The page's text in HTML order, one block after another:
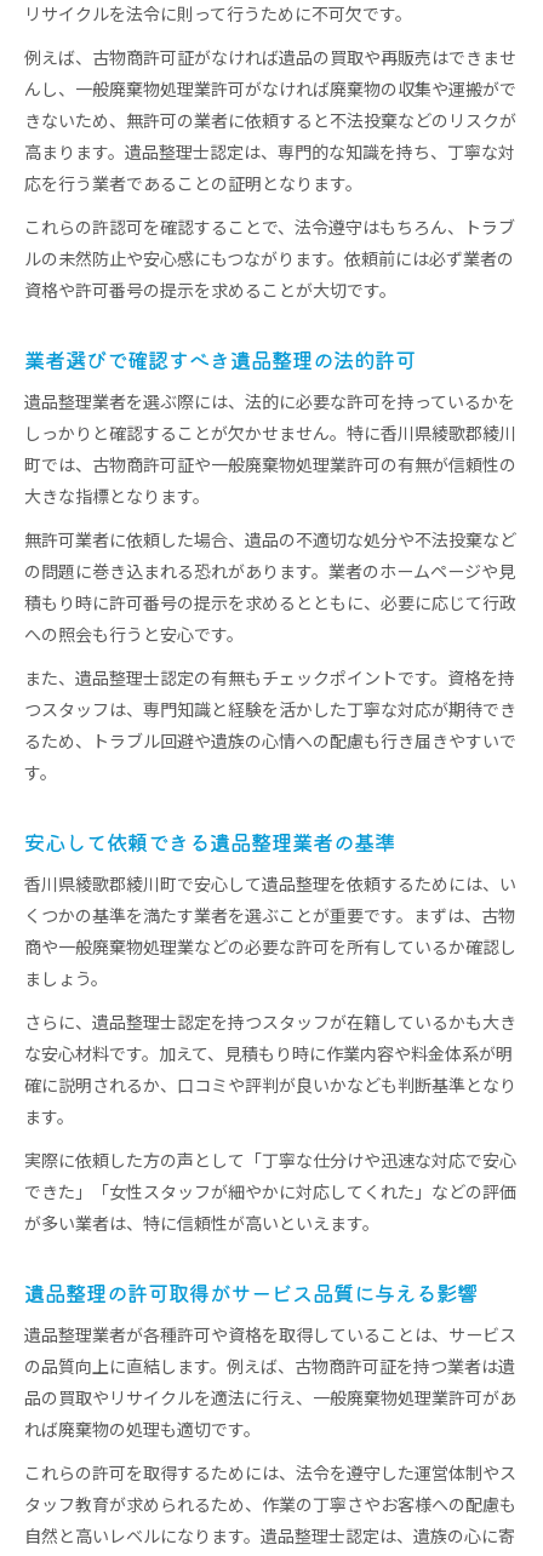
リサイクルを法令に則って行うために不可欠です。
例えば、古物商許可証がなければ遺品の買取や再販売はできませ
んし、一般廃棄物処理業許可がなければ廃棄物の収集や運搬がで
きないため、無許可の業者に依頼すると不法投棄などのリスクが
高まります。遺品整理士認定は、専門的な知識を持ち、丁寧な対
応を行う業者であることの証明となります。
これらの許認可を確認することで、法令遵守はもちろん、トラブ
ルの未然防止や安心感にもつながります。依頼前には必ず業者の
資格や許可番号の提示を求めることが大切です。
業者選びで確認すべき遺品整理の法的許可
遺品整理業者を選ぶ際には、法的に必要な許可を持っているかを
しっかりと確認することが欠かせません。特に香川県綾歌郡綾川
町では、古物商許可証や一般廃棄物処理業許可の有無が信頼性の
大きな指標となります。
無許可業者に依頼した場合、遺品の不適切な処分や不法投棄など
の問題に巻き込まれる恐れがあります。業者のホームページや見
積もり時に許可番号の提示を求めるとともに、必要に応じて行政
への照会も行うと安心です。
また、遺品整理士認定の有無もチェックポイントです。資格を持
つスタッフは、専門知識と経験を活かした丁寧な対応が期待でき
るため、トラブル回避や遺族の心情への配慮も行き届きやすいで
す。
安心して依頼できる遺品整理業者の基準
香川県綾歌郡綾川町で安心して遺品整理を依頼するためには、い
くつかの基準を満たす業者を選ぶことが重要です。まずは、古物
商や一般廃棄物処理業などの必要な許可を所有しているか確認し
ましょう。
さらに、遺品整理士認定を持つスタッフが在籍しているかも大き
な安心材料です。加えて、見積もり時に作業内容や料金体系が明
確に説明されるか、口コミや評判が良いかなども判断基準となり
ます。
実際に依頼した方の声として「丁寧な仕分けや迅速な対応で安心
できた」「女性スタッフが細やかに対応してくれた」などの評価
が多い業者は、特に信頼性が高いといえます。
遺品整理の許可取得がサービス品質に与える影響
遺品整理業者が各種許可や資格を取得していることは、サービス
の品質向上に直結します。例えば、古物商許可証を持つ業者は遺
品の買取やリサイクルを適法に行え、一般廃棄物処理業許可があ
れば廃棄物の処理も適切です。
これらの許可を取得するためには、法令を遵守した運営体制やス
タッフ教育が求められるため、作業の丁寧さやお客様への配慮も
自然と高いレベルになります。遺品整理士認定は、遺族の心に寄